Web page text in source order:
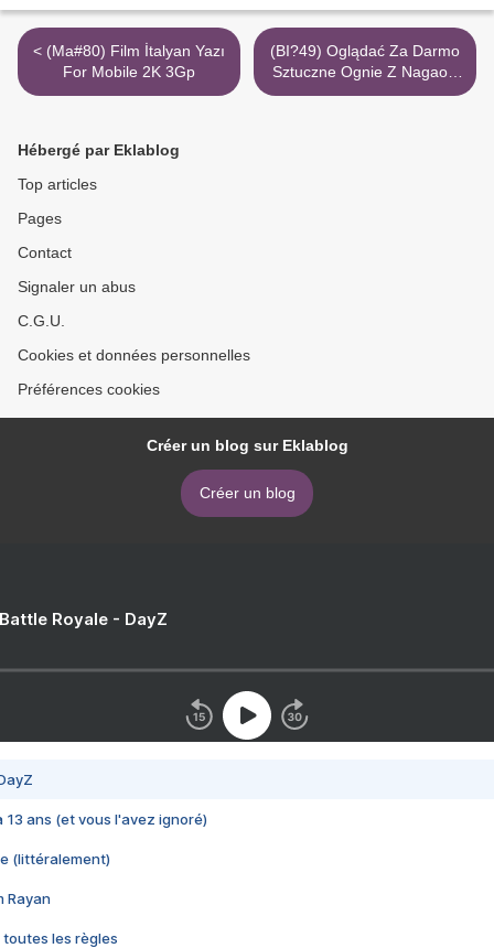
< (Ma#80) Film İtalyan Yazı
For Mobile 2K 3Gp
(BI?49) Oglądać Za Darmo
Sztuczne Ognie Z Nagaoki
Avi 720P Torrent Magnet >
Hébergé par Eklablog
Top articles
Pages
Contact
Signaler un abus
C.G.U.
Cookies et données personnelles
Préférences cookies
Créer un blog sur Eklablog
Créer un blog
Royale - DayZ
13 ans (et vous l'avez ignoré)
(littéralement)
Rayan
toutes les règles